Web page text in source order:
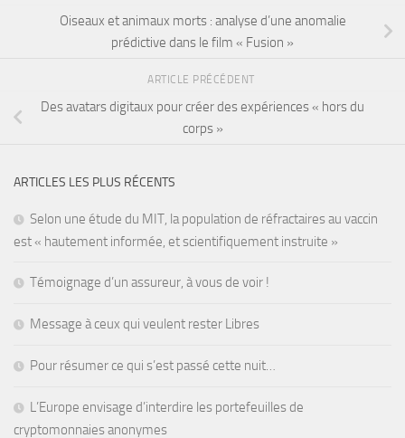
Oiseaux et animaux morts : analyse d’une anomalie
prédictive dans le film « Fusion »
ARTICLE PRÉCÉDENT
Des avatars digitaux pour créer des expériences « hors du
corps »
ARTICLES LES PLUS RÉCENTS
Selon une étude du MIT, la population de réfractaires au vaccin
est « hautement informée, et scientifiquement instruite »
Témoignage d’un assureur, à vous de voir !
Message à ceux qui veulent rester Libres
Pour résumer ce qui s’est passé cette nuit…
L’Europe envisage d’interdire les portefeuilles de
cryptomonnaies anonymes